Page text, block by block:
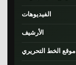
الفيديوهات
الأرشيف
موقع الخط التحريري